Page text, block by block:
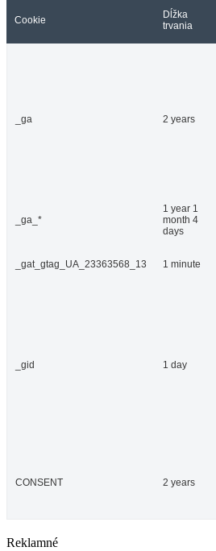
Cookie
Dĺžka
trvania
_ga 2 years
_ga_*
1 year 1
month 4
days
_gat_gtag_UA_23363568_13 1 minute
_gid 1 day
CONSENT 2 years
Reklamné